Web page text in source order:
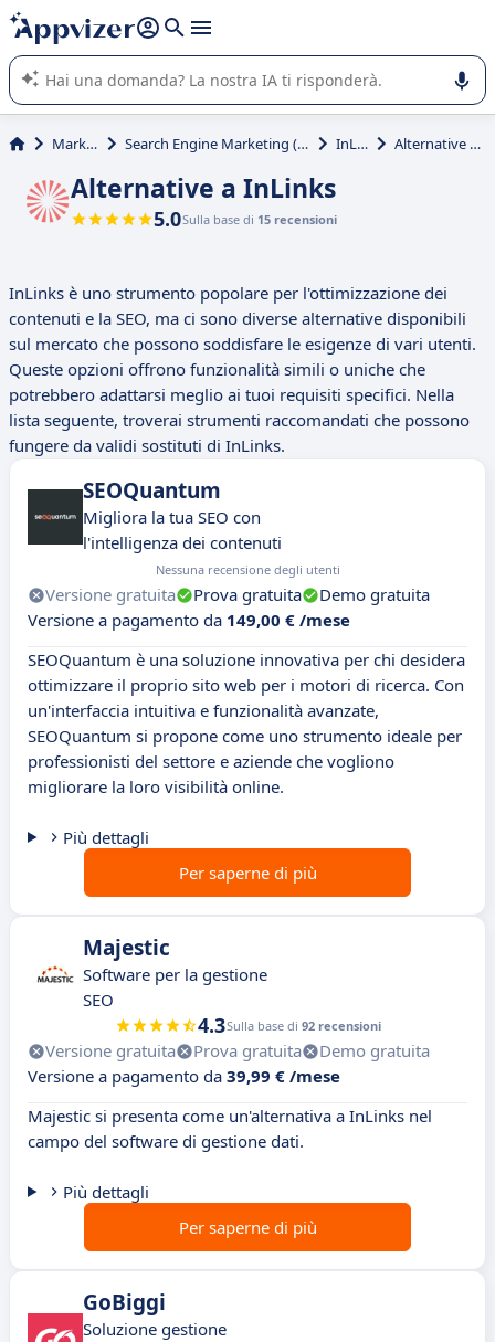
righe con
shift + enter
L'IA di Appvizer vi guida nell'utilizzo o nella scelta di un
software SaaS per la vostra azienda.
Marketing Search Engine Marketing (SEM, SEO, SEA) InLinks Alternative a InLinks
Alternative a InLinks
5.0Sulla base di 15 recensioni
InLinks è uno strumento popolare per l'ottimizzazione dei
contenuti e la SEO, ma ci sono diverse alternative disponibili
sul mercato che possono soddisfare le esigenze di vari utenti.
Queste opzioni offrono funzionalità simili o uniche che
potrebbero adattarsi meglio ai tuoi requisiti specifici. Nella
lista seguente, troverai strumenti raccomandati che possono
fungere da validi sostituti di InLinks.
SEOQuantum
Migliora la tua SEO con
l'intelligenza dei contenuti
Nessuna recensione degli utenti
Versione gratuita Prova gratuita
Demo gratuita
Versione a pagamento da 149,00 € /mese
SEOQuantum è una soluzione innovativa per chi desidera
ottimizzare il proprio sito web per i motori di ricerca. Con
un'interfaccia intuitiva e funzionalità avanzate,
SEOQuantum si propone come uno strumento ideale per
professionisti del settore e aziende che vogliono
migliorare la loro visibilità online.
Più dettagli
Per saperne di più
Majestic
Software per la gestione
SEO
4.3Sulla base di 92 recensioni
Versione gratuita Prova gratuita
Demo gratuita
Versione a pagamento da 39,99 € /mese
Majestic si presenta come un'alternativa a InLinks nel
campo del software di gestione dati.
Più dettagli
Per saperne di più
GoBiggi
Soluzione gestione